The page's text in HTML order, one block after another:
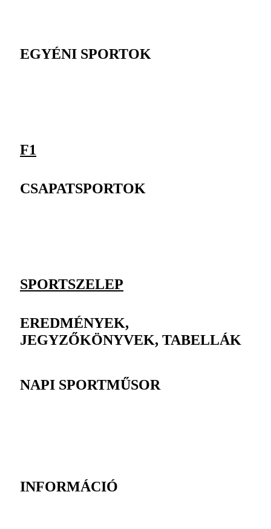
EGYÉNI SPORTOK
F1
CSAPATSPORTOK
SPORTSZELEP
EREDMÉNYEK,
JEGYZŐKÖNYVEK, TABELLÁK
NAPI SPORTMŰSOR
INFORMÁCIÓ